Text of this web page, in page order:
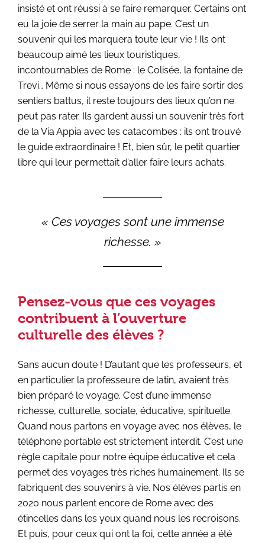
insisté et ont réussi à se faire remarquer. Certains ont
eu la joie de serrer la main au pape. C’est un
souvenir qui les marquera toute leur vie ! Ils ont
beaucoup aimé les lieux touristiques,
incontournables de Rome : le Colisée, la fontaine de
Trevi… Même si nous essayons de les faire sortir des
sentiers battus, il reste toujours des lieux qu’on ne
peut pas rater. Ils gardent aussi un souvenir très fort
de la Via Appia avec les catacombes : ils ont trouvé
le guide extraordinaire ! Et, bien sûr, le petit quartier
libre qui leur permettait d’aller faire leurs achats.
« Ces voyages sont une immense
richesse. »
Pensez-vous que ces voyages
contribuent à l’ouverture
culturelle des élèves ?
Sans aucun doute ! D’autant que les professeurs, et
en particulier la professeure de latin, avaient très
bien préparé le voyage. C’est d’une immense
richesse, culturelle, sociale, éducative, spirituelle.
Quand nous partons en voyage avec nos élèves, le
téléphone portable est strictement interdit. C’est une
règle capitale pour notre équipe éducative et cela
permet des voyages très riches humainement. Ils se
fabriquent des souvenirs à vie. Nos élèves partis en
2020 nous parlent encore de Rome avec des
étincelles dans les yeux quand nous les recroisons.
Et puis, pour ceux qui ont la foi, cette année a été